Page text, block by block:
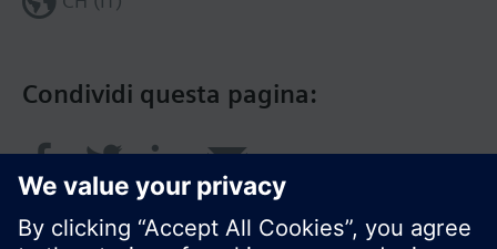
Condividi questa pagina: